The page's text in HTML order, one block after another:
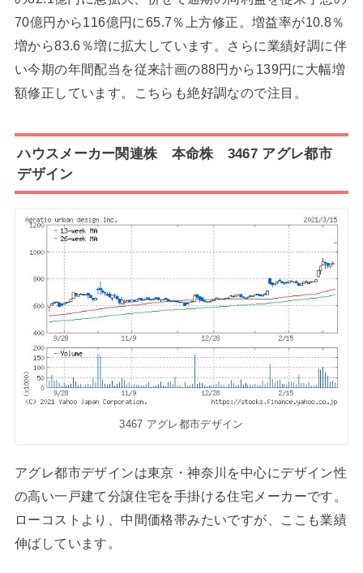
70億円から116億円に65.7％上方修正。増益率が10.8％
増から83.6％増に拡大しています。さらに業績好調に伴
い今期の年間配当を従来計画の88円から139円に大幅増
額修正しています。こちらも絶好調なので注目。
ハウスメーカー関連株 本命株 3467 アグレ都市
デザイン
3467 アグレ都市デザイン
アグレ都市デザインは東京・神奈川を中心にデザイン性
の高い一戸建て分譲住宅を手掛ける住宅メーカーです。
ローコストより、中間価格帯みたいですが、ここも業績
伸ばしています。